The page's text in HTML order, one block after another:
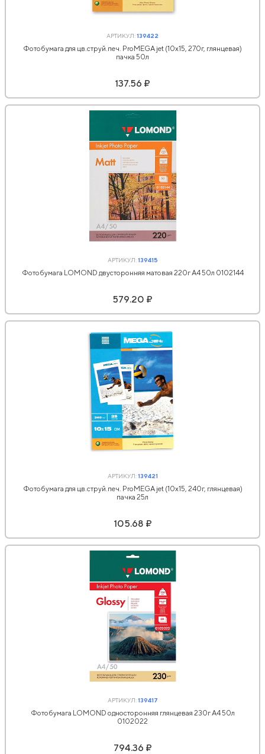
АРТИКУЛ:139422
Фотобумага для цв.струй.печ. ProMEGA jet (10х15, 270г, глянцевая)
пачка 50л
137.56 ₽
АРТИКУЛ:139415
Фотобумага LOMOND двусторонняя матовая 220г A4 50л 0102144
579.20 ₽
АРТИКУЛ:139421
Фотобумага для цв.струй.печ. ProMEGA jet (10х15, 240г, глянцевая)
пачка 25л
105.68 ₽
АРТИКУЛ:139417
Фотобумага LOMOND односторонняя глянцевая 230г A4 50л
0102022
794.36 ₽